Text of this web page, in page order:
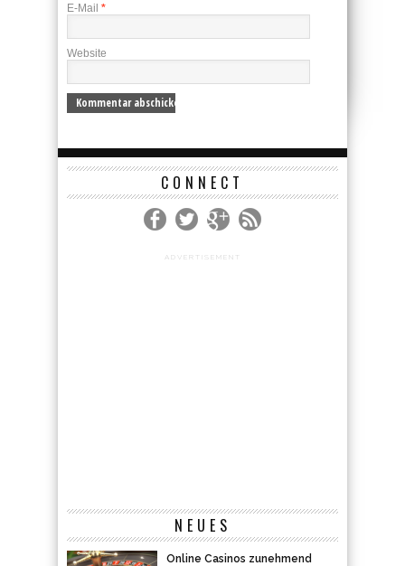
E-Mail *
Website
CONNECT
ADVERTISEMENT
NEUES
Online Casinos zunehmend